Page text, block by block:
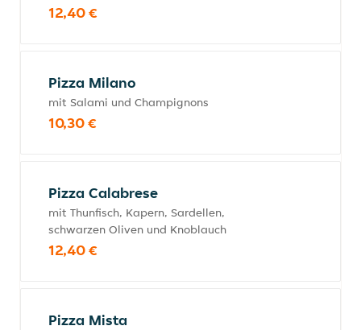
12,40 €
Pizza Milano
mit Salami und Champignons
10,30 €
Pizza Calabrese
mit Thunfisch, Kapern, Sardellen,
schwarzen Oliven und Knoblauch
12,40 €
Pizza Mista